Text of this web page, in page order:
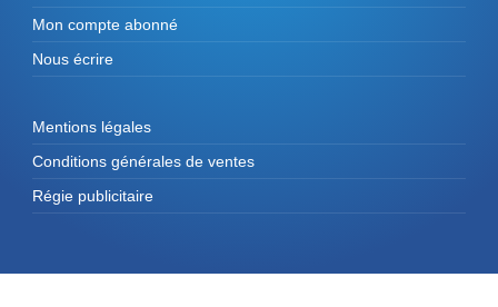
Mon compte abonné
Nous écrire
Mentions légales
Conditions générales de ventes
Régie publicitaire